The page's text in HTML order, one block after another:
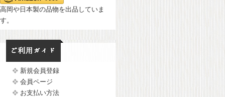
高岡や日本製の品物を出品していま
す。
新規会員登録
会員ページ
お支払い方法